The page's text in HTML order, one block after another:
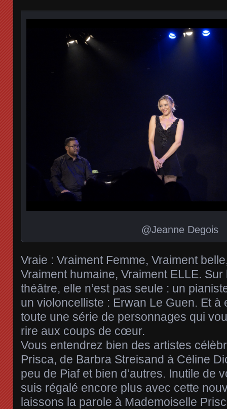
@Jeanne Degois
Vraie : Vraiment Femme, Vraiment
Vraiment humaine, Vraiment ELLE.
théâtre, elle n’est pas seule : un
un violoncelliste : Erwan Le Guen. Et à
toute une série de personnages qui
rire aux coups de cœur.
Vous entendrez bien des artistes
Prisca, de Barbra Streisand à Céline
peu de Piaf et bien d’autres. Inutile de
suis régalé encore plus avec cette
laissons la parole à Mademoiselle